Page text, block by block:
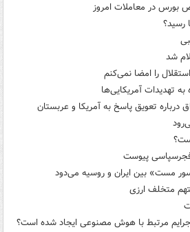
رسید؟
را امضا نمی‌کنم
تهدیدات آمریکایی‌ها
تعویق پاسخ به آمریکا و عربستان
پیوست
مست» بین ایران و روسیه می‌دود
جرایم مرتبط با هوش مصنوعی ایجاد شده است؟